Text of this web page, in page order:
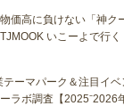
価高に負けない「神
いこーよで行
テーマパーク＆注目イ
ラボ調査【2025⁻2026